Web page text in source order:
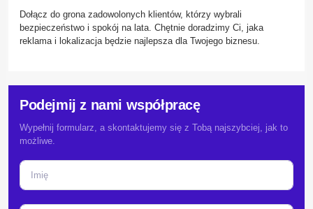
Dołącz do grona zadowolonych klientów, którzy wybrali
bezpieczeństwo i spokój na lata. Chętnie doradzimy Ci, jaka
reklama i lokalizacja będzie najlepsza dla Twojego biznesu.
Podejmij z nami współpracę
Wypełnij formularz, a skontaktujemy się z Tobą najszybciej, jak to
możliwe.